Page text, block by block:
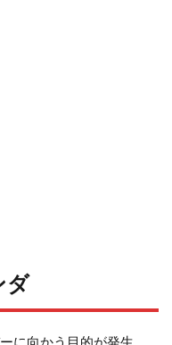
ダ